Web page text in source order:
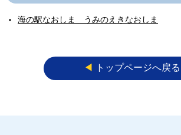
海の駅なおしま うみのえきなおしま
◀︎ トップページへ戻る